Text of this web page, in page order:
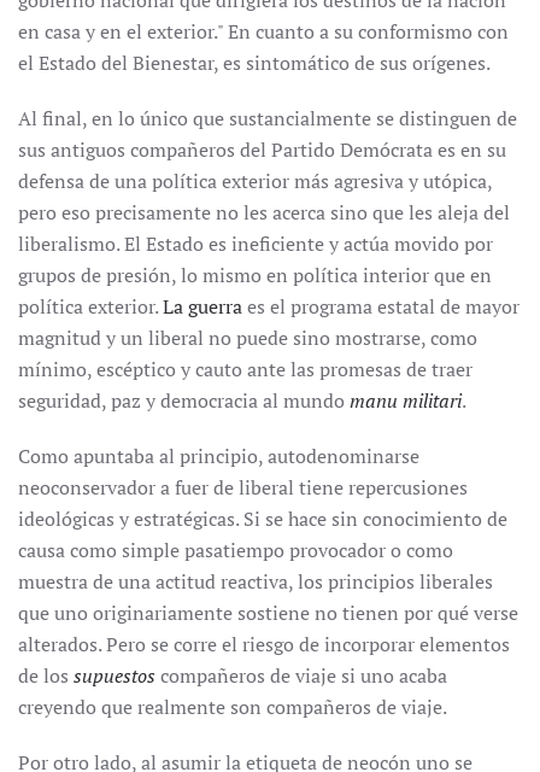
en casa y en el exterior." En cuanto a su conformismo con
el Estado del Bienestar, es sintomático de sus orígenes.
Al final, en lo único que sustancialmente se distinguen de
sus antiguos compañeros del Partido Demócrata es en su
defensa de una política exterior más agresiva y utópica,
pero eso precisamente no les acerca sino que les aleja del
liberalismo. El Estado es ineficiente y actúa movido por
grupos de presión, lo mismo en política interior que en
política exterior.La guerraes el programa estatal de mayor
magnitud y un liberal no puede sino mostrarse, como
mínimo, escéptico y cauto ante las promesas de traer
seguridad, paz y democracia al mundo manu militari.
Como apuntaba al principio, autodenominarse
neoconservador a fuer de liberal tiene repercusiones
ideológicas y estratégicas. Si se hace sin conocimiento de
causa como simple pasatiempo provocador o como
muestra de una actitud reactiva, los principios liberales
que uno originariamente sostiene no tienen por qué verse
alterados. Pero se corre el riesgo de incorporar elementos
de los supuestos compañeros de viaje si uno acaba
creyendo que realmente son compañeros de viaje.
Por otro lado, al asumir la etiqueta de neocón uno se